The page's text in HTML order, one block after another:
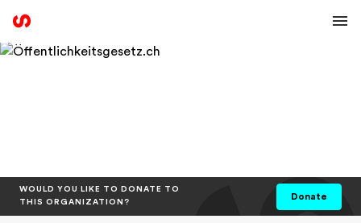
WOULD YOU LIKE TO DONATE TO
THIS ORGANIZATION?
Donate